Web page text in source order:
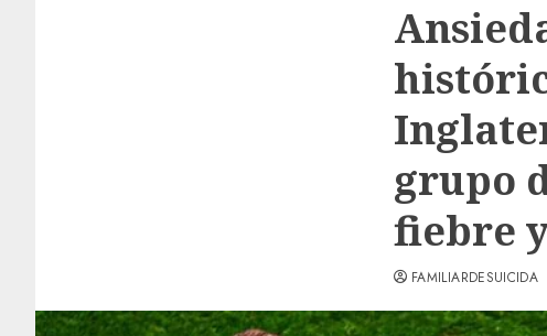
grupo
fiebre
FAMILIARDESUICIDA